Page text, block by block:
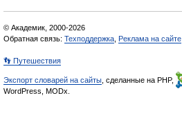
© Академик, 2000-2026
Обратная связь: Техподдержка Реклама на сайте
👣 Путешествия
Экспорт словарей на сайты , сделанные на PHP,
WordPress, MODx.